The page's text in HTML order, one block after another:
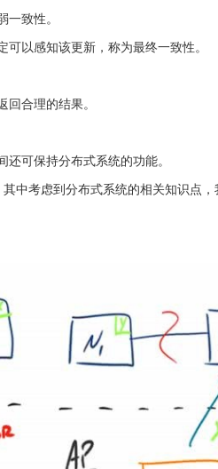
致性。
以感知该更新，称为最终一致性。
合理的结果。
可保持分布式系统的功能。
中考虑到分布式系统的相关知识点